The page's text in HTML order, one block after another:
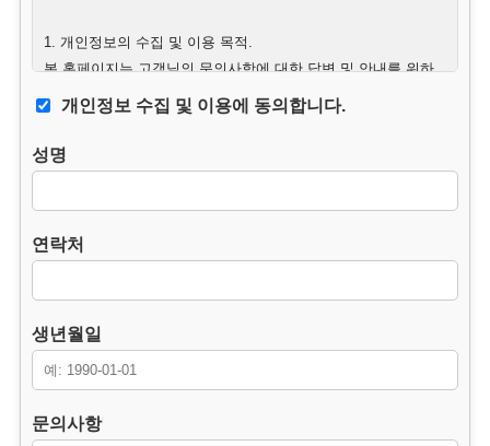
1. 개인정보의 수집 및 이용 목적.
본 홈페이지는 고객님의 문의사항에 대한 답변 및 안내를 위하
여 필요한 최소한의 범위 내에서 개인정보를 수집하고 있습니
2. 수집하는 개인정보의 항목.
본 홈페이지는 개인정보 수집 및 이용목적이 달성된 후에는 해
당 정보를 지체 없이 파기합니다.
– 보존 근거 : 소비자의 불만 또는 분쟁처리에 관한 기록.(전자상
개인정보 수집 및 이용에 동의합니다.
성명
연락처
생년월일
문의사항